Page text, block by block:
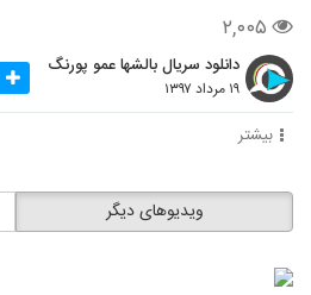
۲,۰۰۵
دانلود سریال بالشها عمو پورنگ
۱۹ مرداد ۱۳۹۷
بیشتر
ویدیوهای دیگر